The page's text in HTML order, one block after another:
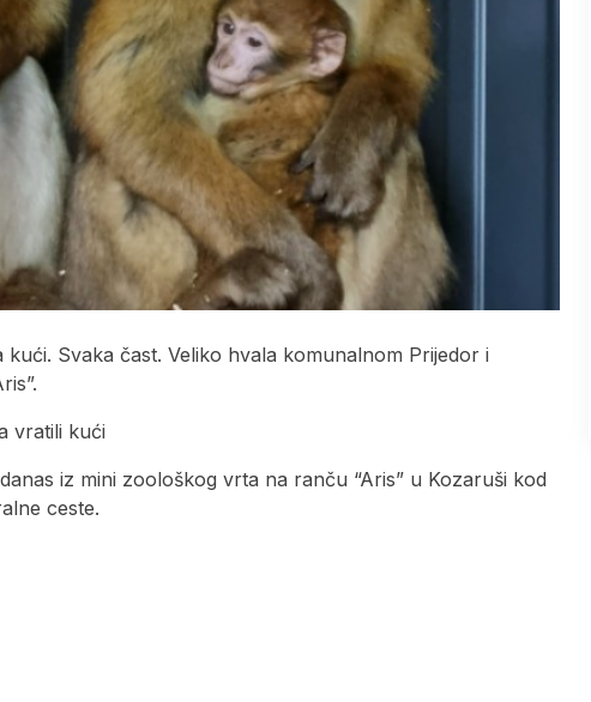
Svaka čast. Veliko hvala komunalnom Prijedor i
iz mini zoološkog vrta na ranču “Aris” u Kozaruši kod
ceste.